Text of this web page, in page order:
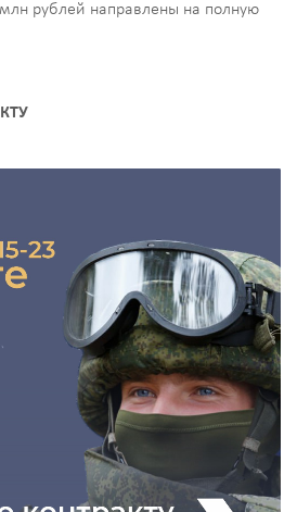
рублей направлены на полную